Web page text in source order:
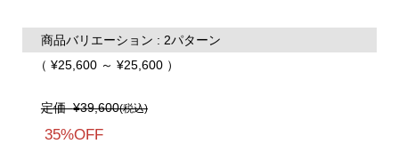
商品バリエーション : 2パターン
（ ¥25,600 ～ ¥25,600 ）
定価¥39,600(税込)
35%OFF